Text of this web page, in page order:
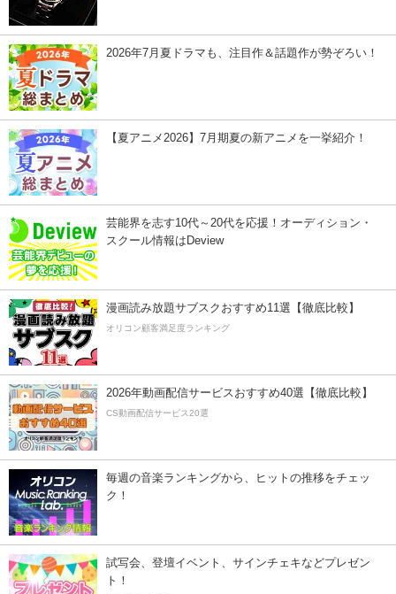
2026年7月夏ドラマも、注目作＆話題作が勢ぞろい！
【夏アニメ2026】7月期夏の新アニメを一挙紹介！
芸能界を志す10代～20代を応援！オーディション・
スクール情報はDeview
漫画読み放題サブスクおすすめ11選【徹底比較】
オリコン顧客満足度ランキング
2026年動画配信サービスおすすめ40選【徹底比較】
CS動画配信サービス20選
毎週の音楽ランキングから、ヒットの推移をチェッ
ク！
試写会、登壇イベント、サインチェキなどプレゼン
ト！